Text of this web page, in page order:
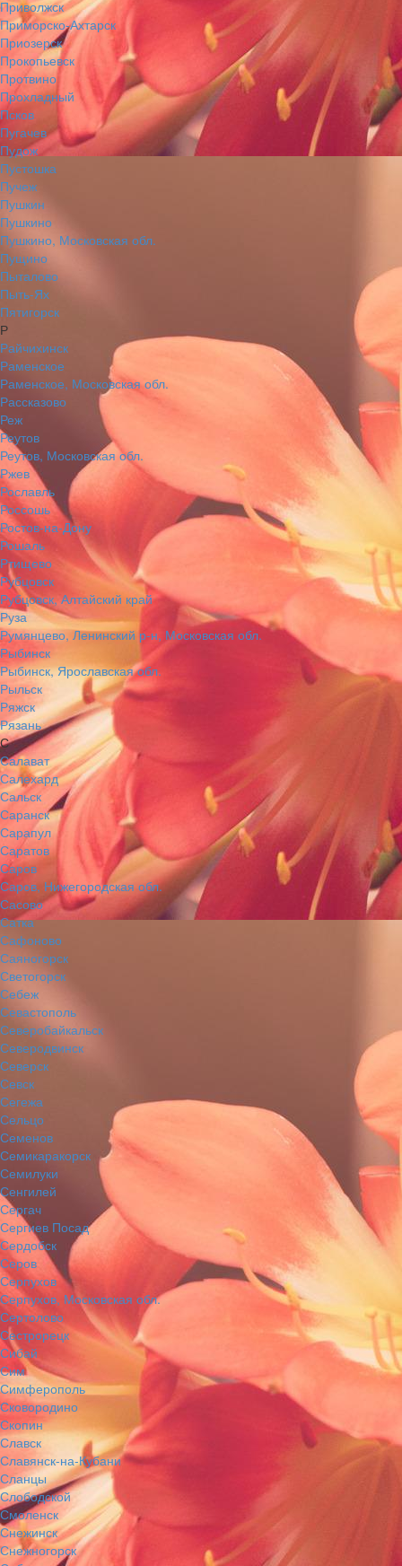
Приволжск
Приморско-Ахтарск
Приозерск
Прокопьевск
Протвино
Прохладный
Псков
Пугачев
Пудож
Пустошка
Пучеж
Пушкин
Пушкино
Пушкино, Московская обл.
Пущино
Пыталово
Пыть-Ях
Пятигорск
Р
Райчихинск
Раменское
Раменское, Московская обл.
Рассказово
Реж
Реутов
Реутов, Московская обл.
Ржев
Рославль
Россошь
Ростов-на-Дону
Рошаль
Ртищево
Рубцовск
Рубцовск, Алтайский край
Руза
Румянцево, Ленинский р-н, Московская обл.
Рыбинск
Рыбинск, Ярославская обл.
Рыльск
Ряжск
Рязань
С
Салават
Салехард
Сальск
Саранск
Сарапул
Саратов
Саров
Саров, Нижегородская обл.
Сасово
Сатка
Сафоново
Саяногорск
Светогорск
Себеж
Севастополь
Северобайкальск
Северодвинск
Северск
Севск
Сегежа
Сельцо
Семенов
Семикаракорск
Семилуки
Сенгилей
Сергач
Сергиев Посад
Сердобск
Серов
Серпухов
Серпухов, Московская обл.
Сертолово
Сестрорецк
Сибай
Сим
Симферополь
Сковородино
Скопин
Славск
Славянск-на-Кубани
Сланцы
Слободской
Смоленск
Снежинск
Снежногорск